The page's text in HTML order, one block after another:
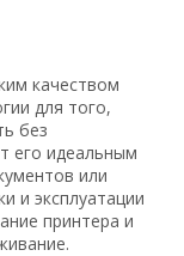
качеством
для того,
без
его идеальным
или
и эксплуатации
принтера и